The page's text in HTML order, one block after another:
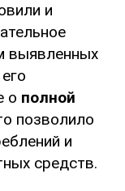
и
выявленных
о полной
позволило
и
средств.